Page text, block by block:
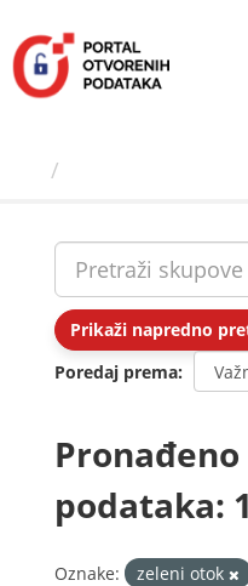
sadržaj
Prikaži napredno
Poredaj prema
podataka: 1
Oznake: zeleni otok